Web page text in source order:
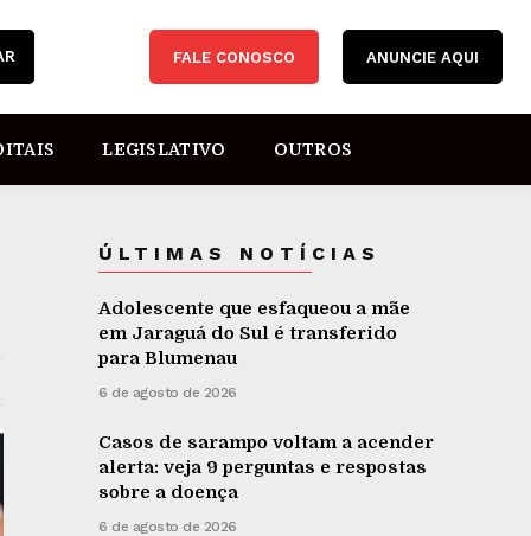
FALE CONOSCO ANUNCIE AQUI
LEGISLATIVO OUTROS
ÚLTIMAS NOTÍCIAS
Adolescente que esfaqueou a mãe
em Jaraguá do Sul é transferido
para Blumenau
6 de agosto de 2026
Casos de sarampo voltam a acender
alerta: veja 9 perguntas e respostas
sobre a doença
6 de agosto de 2026